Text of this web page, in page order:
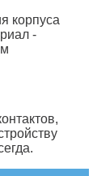
корпуса
-